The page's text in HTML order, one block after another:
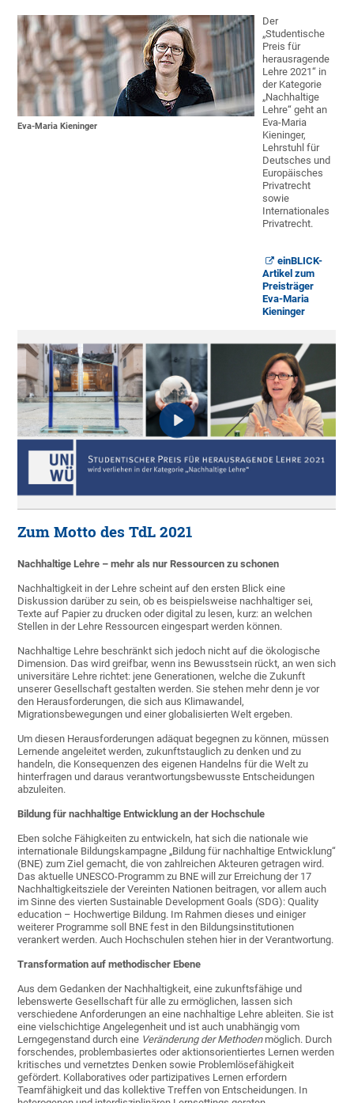
Eva-Maria Kieninger
Der
„Studentische
Preis für
herausragende
Lehre 2021“ in
der Kategorie
„Nachhaltige
Lehre“ geht an
Eva-Maria
Kieninger,
Lehrstuhl für
Deutsches und
Europäisches
Privatrecht
sowie
Internationales
Privatrecht.
einBLICK-
Artikel zum
Preisträger
Eva-Maria
Kieninger
Zum Motto des TdL 2021
Nachhaltige Lehre – mehr als nur Ressourcen zu schonen
Nachhaltigkeit in der Lehre scheint auf den ersten Blick eine
Diskussion darüber zu sein, ob es beispielsweise nachhaltiger sei,
Texte auf Papier zu drucken oder digital zu lesen, kurz: an welchen
Stellen in der Lehre Ressourcen eingespart werden können.
Nachhaltige Lehre beschränkt sich jedoch nicht auf die ökologische
Dimension. Das wird greifbar, wenn ins Bewusstsein rückt, an wen sich
universitäre Lehre richtet: jene Generationen, welche die Zukunft
unserer Gesellschaft gestalten werden. Sie stehen mehr denn je vor
den Herausforderungen, die sich aus Klimawandel,
Migrationsbewegungen und einer globalisierten Welt ergeben.
Um diesen Herausforderungen adäquat begegnen zu können, müssen
Lernende angeleitet werden, zukunftstauglich zu denken und zu
handeln, die Konsequenzen des eigenen Handelns für die Welt zu
hinterfragen und daraus verantwortungsbewusste Entscheidungen
abzuleiten.
Bildung für nachhaltige Entwicklung an der Hochschule
Eben solche Fähigkeiten zu entwickeln, hat sich die nationale wie
internationale Bildungskampagne „Bildung für nachhaltige Entwicklung“
(BNE) zum Ziel gemacht, die von zahlreichen Akteuren getragen wird.
Das aktuelle UNESCO-Programm zu BNE will zur Erreichung der 17
Nachhaltigkeitsziele der Vereinten Nationen beitragen, vor allem auch
im Sinne des vierten Sustainable Development Goals (SDG): Quality
education – Hochwertige Bildung. Im Rahmen dieses und einiger
weiterer Programme soll BNE fest in den Bildungsinstitutionen
verankert werden. Auch Hochschulen stehen hier in der Verantwortung.
Transformation auf methodischer Ebene
Aus dem Gedanken der Nachhaltigkeit, eine zukunftsfähige und
lebenswerte Gesellschaft für alle zu ermöglichen, lassen sich
verschiedene Anforderungen an eine nachhaltige Lehre ableiten. Sie ist
eine vielschichtige Angelegenheit und ist auch unabhängig vom
Lerngegenstand durch eine Veränderung der Methoden möglich. Durch
forschendes, problembasiertes oder aktionsorientiertes Lernen werden
kritisches und vernetztes Denken sowie Problemlösefähigkeit
gefördert. Kollaboratives oder partizipatives Lernen erfordern
Teamfähigkeit und das kollektive Treffen von Entscheidungen. In